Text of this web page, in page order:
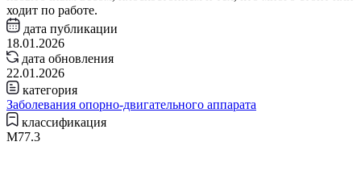
ходит по работе.
дата публикации
18.01.2026
дата обновления
22.01.2026
категория
Заболевания опорно-двигательного аппарата
классификация
M77.3